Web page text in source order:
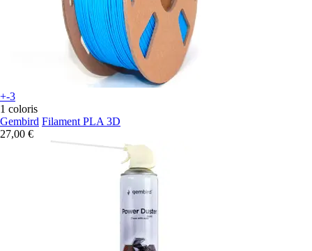
+-3
1 coloris
Gembird Filament PLA 3D
27,00 €